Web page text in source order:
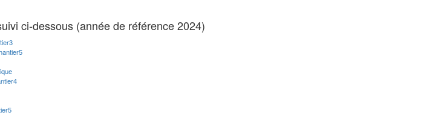
ci-dessous (année de référence 2024)